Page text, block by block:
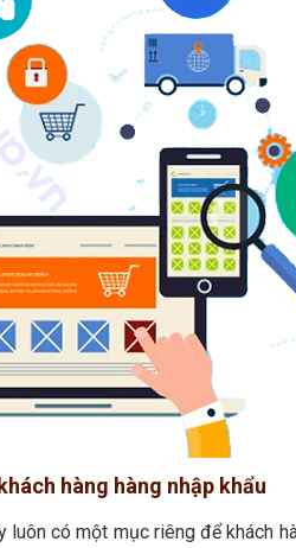
hàng hàng nhập khẩu
luôn có một mục riêng để khách